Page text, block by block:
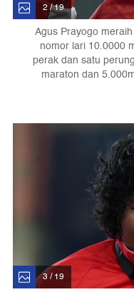
2 / 19
Agus Prayogo
nomor lari 10.0000
perak dan satu
maraton dan
3 / 19